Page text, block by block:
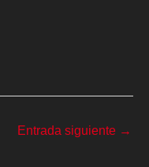
Entrada siguiente →